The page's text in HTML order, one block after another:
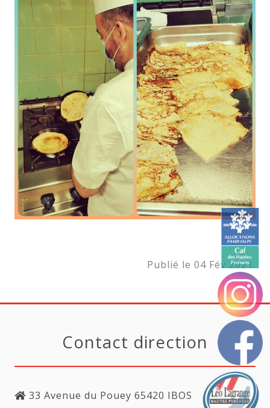
Publié le 04 Fév 2021.
Contact direction
33 Avenue du Pouey 65420 IBOS